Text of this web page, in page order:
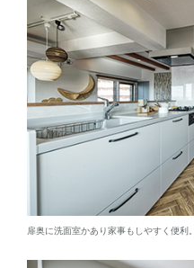
扉奥に洗面室かあり家事もしやすく便利。